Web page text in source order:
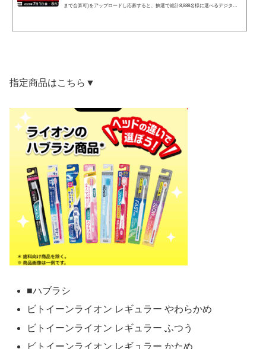
まで合算可)をアップロードし応募すると、抽選で総計8,888名様に選べるデジタル
指定商品はこちら▼
■ハブラシ
ビトイーンライオン レギュラー やわらかめ
ビトイーンライオン レギュラー ふつう
ビトイーンライオン レギュラー かため